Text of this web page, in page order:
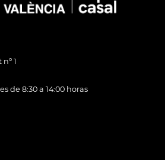
1
de 8:30 a 14:00 horas